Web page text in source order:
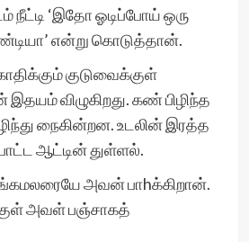
நீட்டி ‘இதோ ஓடிப்போய் ஒரு
என்று கொடுத்தான்.
குடுவைக்குள்
விழுகிறது. கண் பிழிந்த
நைகின்றன. உடலின் இரத்த
ஆட்டின் துள்ளல்.
அவன் பாhக்கிறான்.
அவள் பஞ்சாகத்